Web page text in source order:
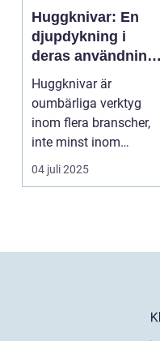
Huggknivar: En
djupdykning i
deras användning
och betydelse
Huggknivar är
oumbärliga verktyg
inom flera branscher,
inte minst inom
skogsindustrin och ...
04 juli 2025